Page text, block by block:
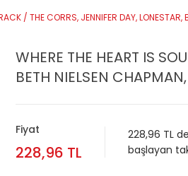
/ THE CORRS, JENNIFER DAY,
WHERE THE HEART IS
BETH NIELSEN
Fiyat
228,96 TL
228,96 TL
başlayan